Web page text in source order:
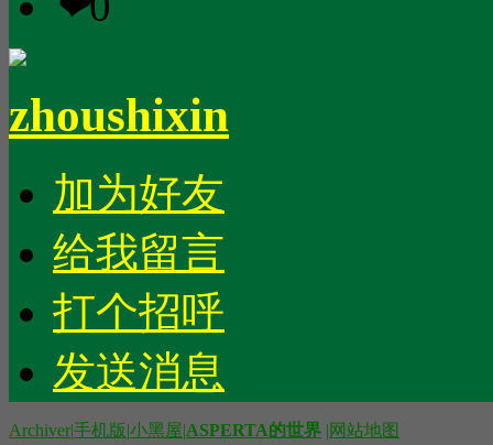
zhoushixin
加为好友
给我留言
打个招呼
发送消息
Archiver|手机版|小黑屋|ASPERTA的世界 |网站地图